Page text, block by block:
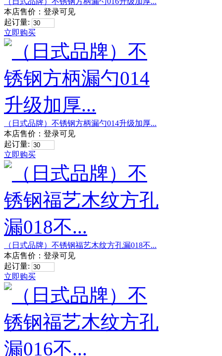
本店售价： 登录可见
起订量:
立即购买
（日式品牌）不锈钢方柄漏勺014升级加厚...
本店售价： 登录可见
起订量:
立即购买
（日式品牌）不锈钢福艺木纹方孔漏018不...
本店售价： 登录可见
起订量:
立即购买